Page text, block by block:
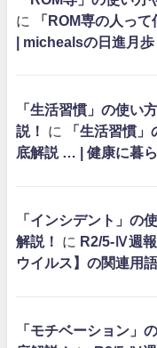
に
「ROM専の人っ
| michealsの日進月歩
「生活習慣」の使い
説！
に
「生活習慣
底解説 … | 健康に暮
「インシデント」の
解説！
に R2/5-Ⅳ週
ウイルス】の関連用
「モチベーション」